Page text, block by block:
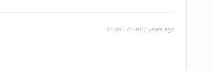
Forum|Forum|7 years ago